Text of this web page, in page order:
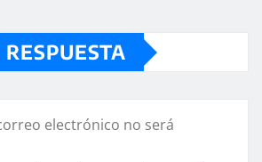
electrónico no será